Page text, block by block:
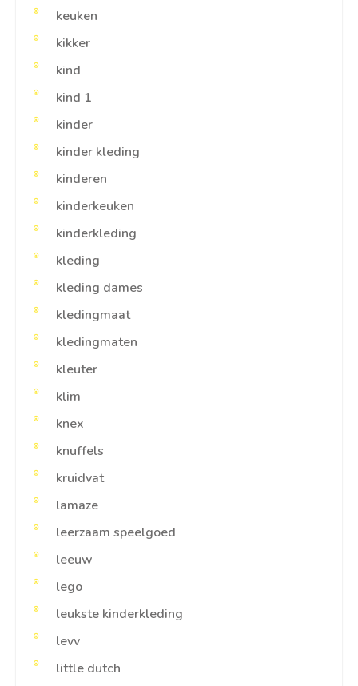
keuken
kikker
kind
kind 1
kinder
kinder kleding
kinderen
kinderkeuken
kinderkleding
kleding
kleding dames
kledingmaat
kledingmaten
kleuter
klim
knex
knuffels
kruidvat
lamaze
leerzaam speelgoed
leeuw
lego
leukste kinderkleding
levv
little dutch